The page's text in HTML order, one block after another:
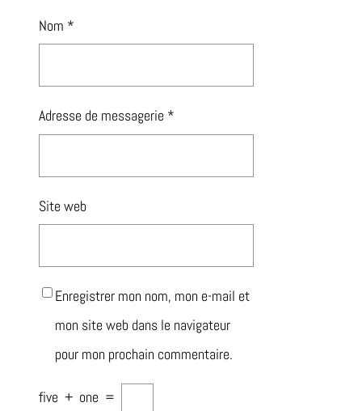
Nom *
Adresse de messagerie *
Site web
Enregistrer mon nom, mon e-mail et
mon site web dans le navigateur
pour mon prochain commentaire.
five + one =